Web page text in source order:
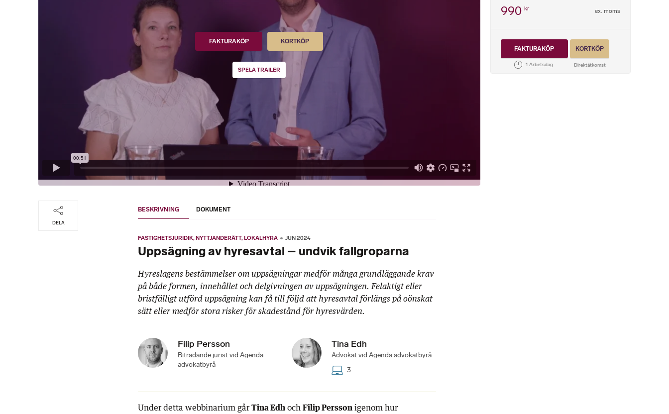
FAKTURAKÖP KORTKÖP
SPELA TRAILER
DELA
BESKRIVNING DOKUMENT
FASTIGHETSJURIDIK NYTTJANDERÄTT LOKALHYRA JUN 2024
Uppsägning av hyresavtal – undvik fallgroparna
Hyreslagens bestämmelser om uppsägningar medför många grundläggande krav
på både formen, innehållet och delgivningen av uppsägningen. Felaktigt eller
bristfälligt utförd uppsägning kan få till följd att hyresavtal förlängs på oönskat
sätt eller medför stora risker för skadestånd för hyresvärden.
Filip Persson
Biträdande jurist vid Agenda
advokatbyrå
Tina Edh
Advokat vid Agenda advokatbyrå
3
Under detta webbinarium går Tina Edhoch Filip Perssonigenom hur
990 kr ex. moms
FAKTURAKÖP KORTKÖP